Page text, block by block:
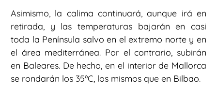
Asimismo, la calima continuará, aunque irá en
retirada, y las temperaturas bajarán en casi
toda la Península salvo en el extremo norte y en
el área mediterránea. Por el contrario, subirán
en Baleares. De hecho, en el interior de Mallorca
se rondarán los 35ºC, los mismos que en Bilbao.